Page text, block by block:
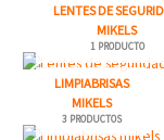
LENTES DE
MIKELS
1 PRODUCTO
LIMPIABRISAS
MIKELS
3 PRODUCTOS